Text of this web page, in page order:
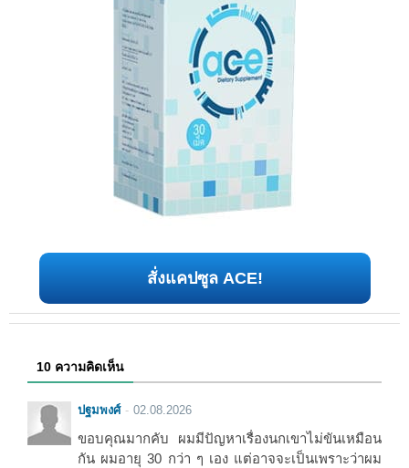
สั่งแคปซูล ACE!
10 ความคิดเห็น
ปฐมพงศ์ 02.08.2026
ขอบคุณมากคับ ผมมีปัญหาเรื่องนกเขาไม่ขันเหมือน
กัน ผมอายุ 30 กว่า ๆ เอง แต่อาจจะเป็นเพราะว่าผม